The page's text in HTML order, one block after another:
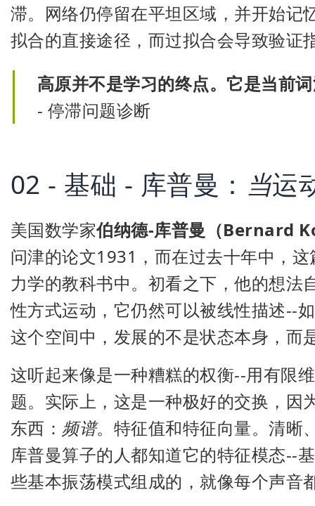
滞。网络仍停留在平坦区域，并开始记
拟合的直接途径，而过拟合会导致验证
高原并不是学习的终点。它是当前
- 停滞问题诊断
02 - 基础 - 库普曼： 当运
美国数学家伯纳德-库普曼（Bernard
问津的论文1931，而在过去十年中，
力学的教科书中。初看之下，他的想
性方式运动，它仍然可以被线性描述--
这个空间中，发展的不是状态本身，而
这听起来像是一种糟糕的权衡--用有限
题。实际上，这是一种极好的交换，因
东西： 频谱。特征值和特征向量。清晰
库普曼算子的人都知道它的特征模态--
些基本振荡模式组成的，就像每个声音